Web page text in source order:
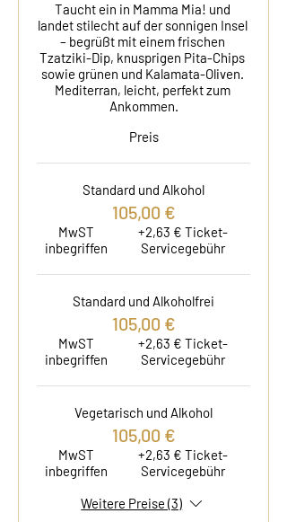
Taucht ein in Mamma Mia! und
landet stilecht auf der sonnigen Insel
– begrüßt mit einem frischen
Tzatziki-Dip, knusprigen Pita-Chips
sowie grünen und Kalamata-Oliven.
Mediterran, leicht, perfekt zum
Ankommen.
Preis
Standard und Alkohol
105,00 €
MwST
inbegriffen
+2,63 € Ticket-
Servicegebühr
Standard und Alkoholfrei
105,00 €
MwST
inbegriffen
+2,63 € Ticket-
Servicegebühr
Vegetarisch und Alkohol
105,00 €
MwST
inbegriffen
+2,63 € Ticket-
Servicegebühr
Weitere Preise (3)